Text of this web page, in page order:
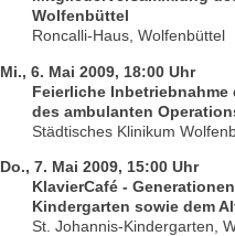
Wolfenbüttel
Roncalli-Haus, Wolfenbüttel
Mi., 6. Mai 2009, 18:00 Uhr
Feierliche
des ambulanten
Städtisches Klinikum
Do., 7. Mai 2009, 15:00 Uhr
KlavierCafé -
Kindergarten sowie dem
St. Johannis-Kindergarten,